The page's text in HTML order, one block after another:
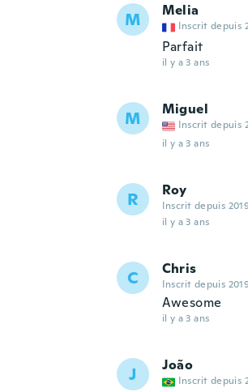
M Melia
Inscrit depuis
Parfait
il y a 3 ans
M Miguel
Inscrit depuis
il y a 3 ans
R Roy
Inscrit depuis
il y a 3 ans
C Chris
Inscrit depuis
Awesome
il y a 3 ans
J João
Inscrit depuis